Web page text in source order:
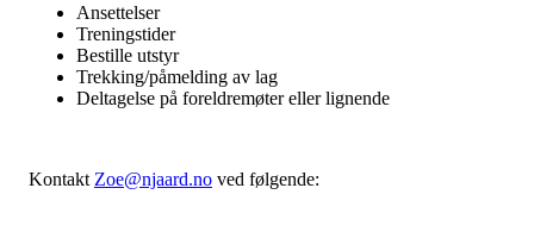
Ansettelser
Treningstider
Bestille utstyr
Trekking/påmelding av lag
Deltagelse på foreldremøter eller lignende
Kontakt Zoe@njaard.no ved følgende: